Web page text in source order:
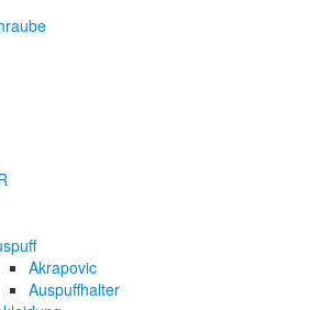
Akrapovic
Auspuffhalter